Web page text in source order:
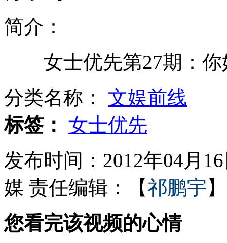
男生集体剃头与白血病同学共进退
另类行为艺术:女子用别针纹身
房产商为促销 租直升机载人看房
简介：
女士优先第27期：你
分类名称： 文娱前线
标签： 女士优先
发布时间：2012年04月
媒 责任编辑：【祁鹏宇 】
您看完该视频的心情